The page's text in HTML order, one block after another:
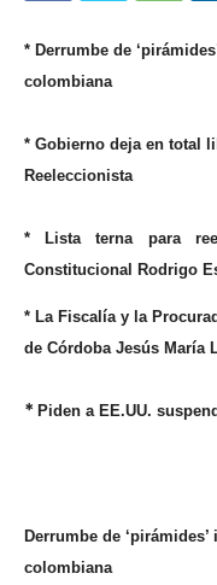
* Derrumbe de
colombiana
* Gobierno deja en total
Reeleccionista
* Lista terna para
Constitucional Rodrigo
* La Fiscalía y la
de Córdoba Jesús María
* Piden a EE.UU.
Derrumbe de
colombiana